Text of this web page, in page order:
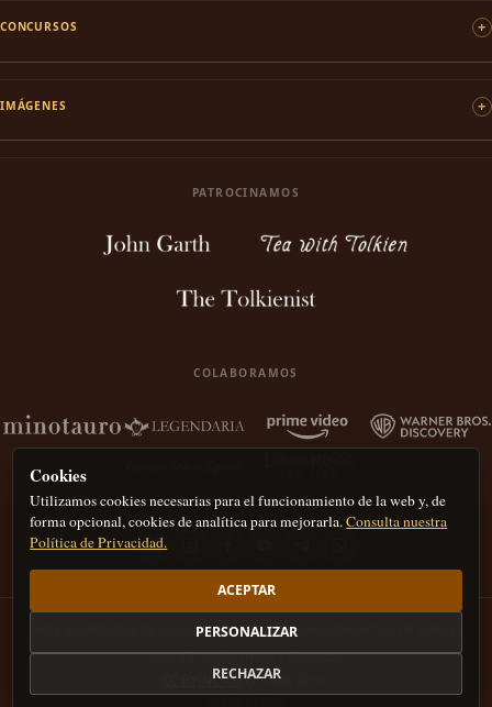
CONCURSOS
IMÁGENES
PATROCINAMOS
COLABORAMOS
Política de privacidadPolítica de Cookies
Sobre El Anillo Único – Contacto
Preferencias
CC BY-NC 4.0El Anillo Único
Cookies
Utilizamos cookies necesarias para el funcionamiento de la web y, de
forma opcional, cookies de analítica para mejorarla.Consulta nuestra
Política de Privacidad.
ACEPTAR
PERSONALIZAR
RECHAZAR